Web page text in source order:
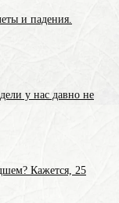
и падения.
у нас давно не
Кажется, 25